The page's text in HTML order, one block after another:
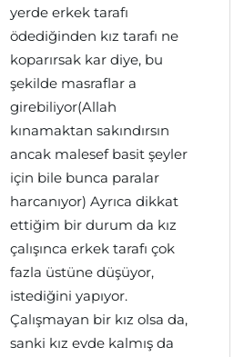
yerde erkek tarafı
ödediğinden kız tarafı ne
koparırsak kar diye, bu
şekilde masraflar a
girebiliyor(Allah
kınamaktan sakındırsın
ancak malesef basit şeyler
için bile bunca paralar
harcanıyor) Ayrıca dikkat
ettiğim bir durum da kız
çalışınca erkek tarafı çok
fazla üstüne düşüyor,
istediğini yapıyor.
Çalışmayan bir kız olsa da,
sanki kız evde kalmış da